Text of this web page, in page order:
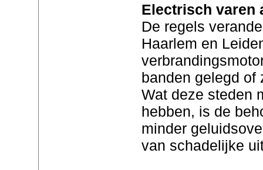
Electrisch varen
De regels
Haarlem en
banden gelegd of
Wat deze steden
hebben, is de
minder
van schadelijke